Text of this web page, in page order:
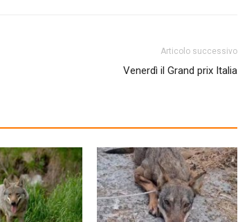
Articolo successivo
Venerdì il Grand prix Italia